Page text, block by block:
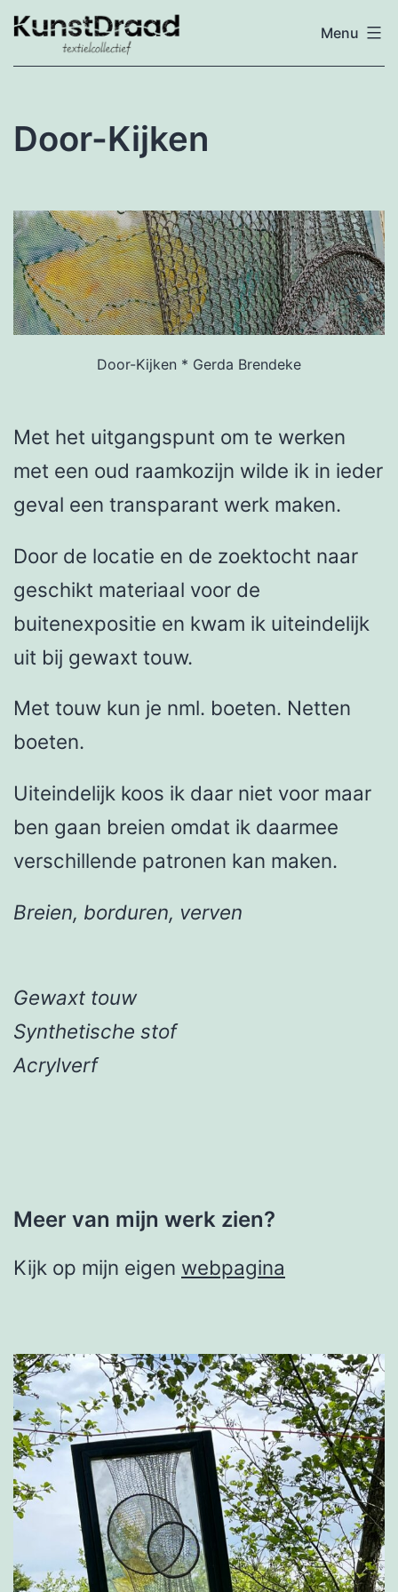
Ga
Menu
Door-Kijken
Door-Kijken * Gerda Brendeke
Met het uitgangspunt om te werken
met een oud raamkozijn wilde ik in ieder
geval een transparant werk maken.
Door de locatie en de zoektocht naar
geschikt materiaal voor de
buitenexpositie en kwam ik uiteindelijk
uit bij gewaxt touw.
Met touw kun je nml. boeten. Netten
boeten.
Uiteindelijk koos ik daar niet voor maar
ben gaan breien omdat ik daarmee
verschillende patronen kan maken.
Breien, borduren, verven
Gewaxt touw
Synthetische stof
Acrylverf
Meer van mijn werk zien?
Kijk op mijn eigen webpagina